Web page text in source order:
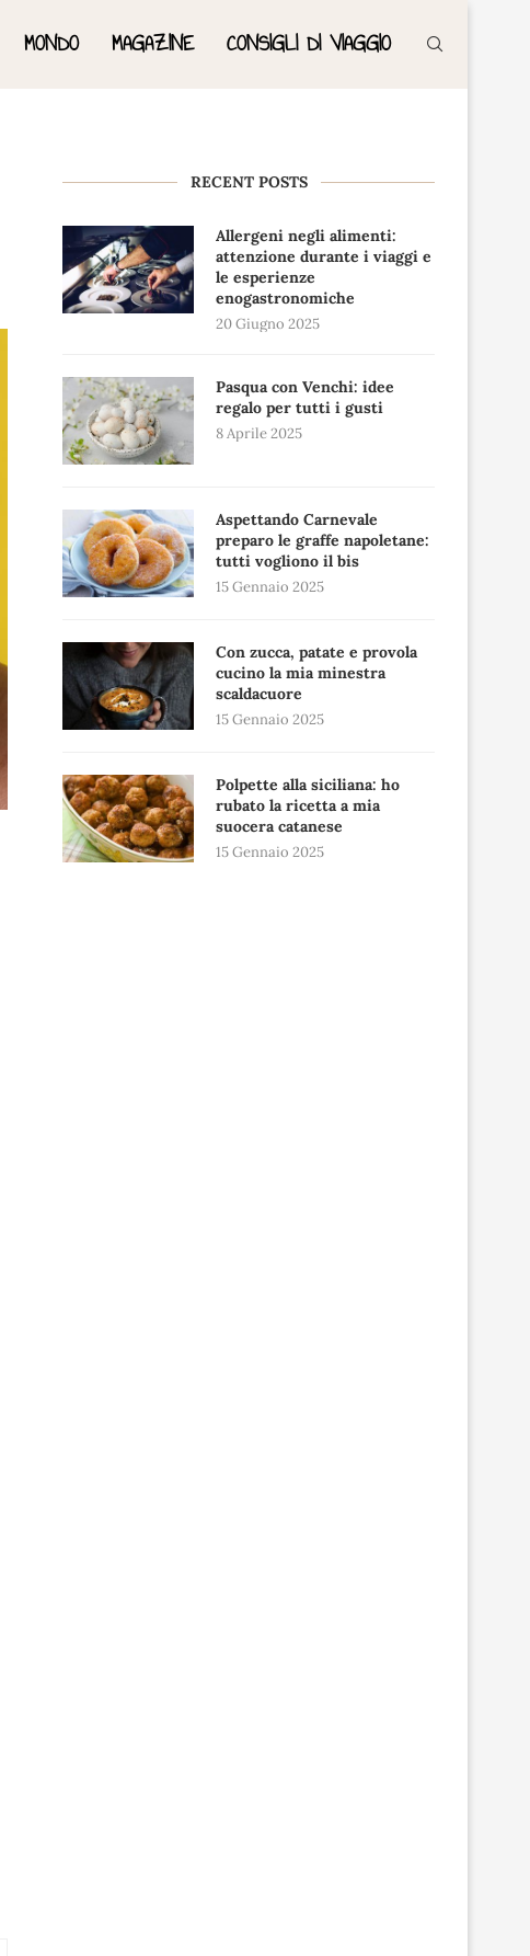
MONDO MAGAZINE CONSIGLI DI VIAGGIO
RECENT POSTS
Allergeni negli alimenti:
attenzione durante i viaggi e
le esperienze
enogastronomiche
20 Giugno 2025
Pasqua con Venchi: idee
regalo per tutti i gusti
8 Aprile 2025
Aspettando Carnevale
preparo le graffe napoletane:
tutti vogliono il bis
15 Gennaio 2025
Con zucca, patate e provola
cucino la mia minestra
scaldacuore
15 Gennaio 2025
Polpette alla siciliana: ho
rubato la ricetta a mia
suocera catanese
15 Gennaio 2025